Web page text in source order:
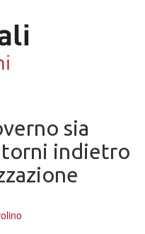
sia
torni indietro